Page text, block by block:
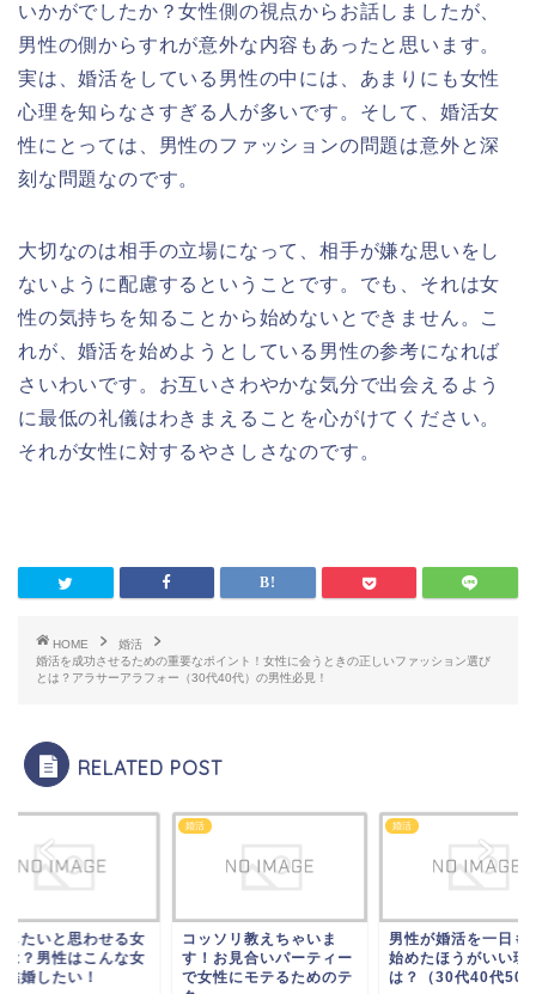
いかがでしたか？女性側の視点からお話しましたが、
男性の側からすれが意外な内容もあったと思います。
実は、婚活をしている男性の中には、あまりにも女性
心理を知らなさすぎる人が多いです。そして、婚活女
性にとっては、男性のファッションの問題は意外と深
刻な問題なのです。
大切なのは相手の立場になって、相手が嫌な思いをし
ないように配慮するということです。でも、それは女
性の気持ちを知ることから始めないとできません。こ
れが、婚活を始めようとしている男性の参考になれば
さいわいです。お互いさわやかな気分で出会えるよう
に最低の礼儀はわきまえることを心がけてください。
それが女性に対するやさしさなのです。
HOME
婚活
婚活を成功させるための重要なポイント！女性に会うときの正しいファッション選び
とは？アラサーアラフォー（30代40代）の男性必見！
RELATED POST
したいと思わせる女
は？男性はこんな女
結婚したい！
婚活
コッソリ教えちゃいま
す！お見合いパーティー
で女性にモテるためのテ
婚活
男性が婚活を一日も
始めたほうがいい理
は？（30代40代